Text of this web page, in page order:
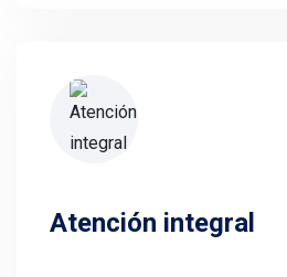
Atención integral